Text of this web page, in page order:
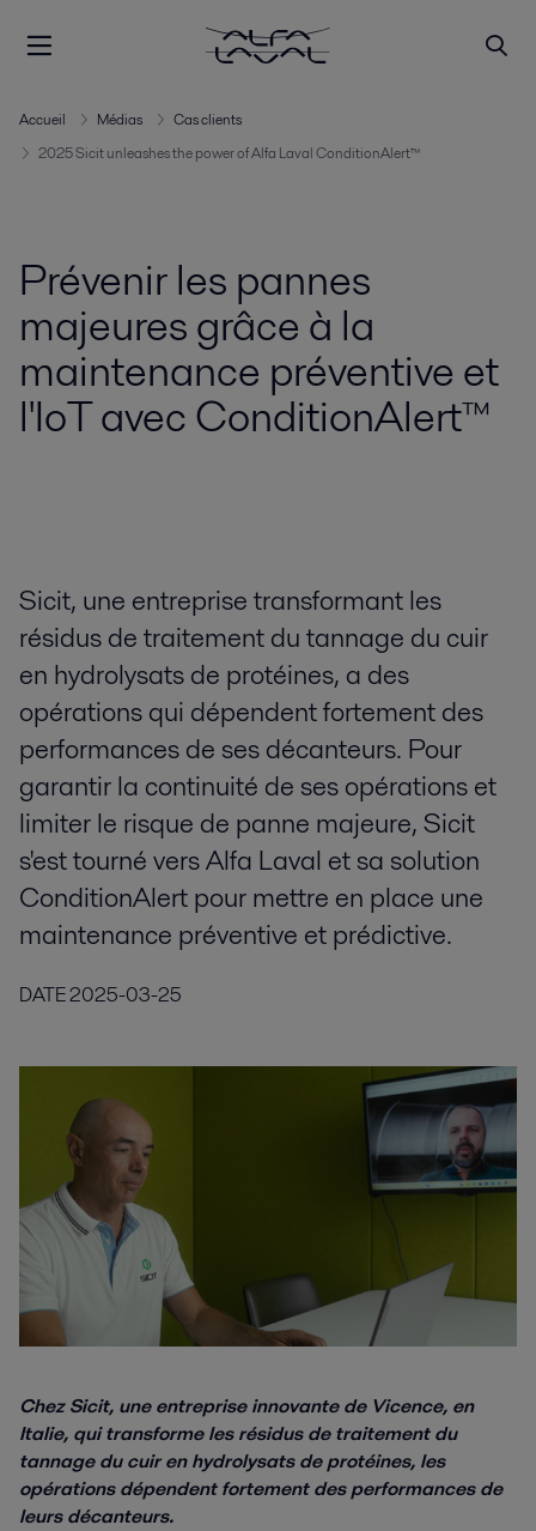
Accueil Médias
Cas clients
2025 Sicit unleashes the power of Alfa Laval ConditionAlert™
Prévenir les pannes
majeures grâce à la
maintenance préventive et
l'IoT avec ConditionAlert™
Sicit, une entreprise transformant les
résidus de traitement du tannage du cuir
en hydrolysats de protéines, a des
opérations qui dépendent fortement des
performances de ses décanteurs. Pour
garantir la continuité de ses opérations et
limiter le risque de panne majeure, Sicit
s'est tourné vers Alfa Laval et sa solution
ConditionAlert pour mettre en place une
maintenance préventive et prédictive.
DATE2025-03-25
Chez Sicit, une entreprise innovante de Vicence, en
Italie, qui transforme les résidus de traitement du
tannage du cuir en hydrolysats de protéines, les
opérations dépendent fortement des performances de
leurs décanteurs.